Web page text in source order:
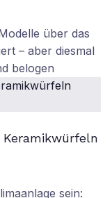
über das
– aber diesmal
belogen
sein: